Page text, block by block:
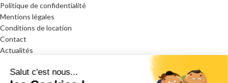
Politique de confidentialité
Mentions légales
Conditions de location
Contact
Actualités
GC Lab